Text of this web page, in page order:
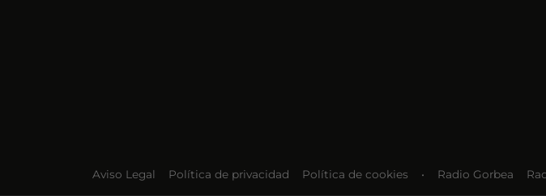
Aviso Legal Política de privacidad Política de cookies • Radio Gorbea